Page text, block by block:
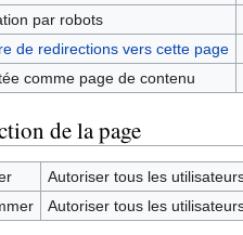
par robots
de redirections vers cette page
comme page de contenu
de la page
Autoriser tous les
Autoriser tous les